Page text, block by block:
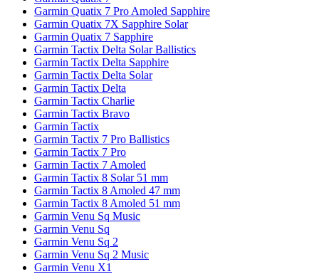
Garmin Quatix 7 Pro Amoled Sapphire
Garmin Quatix 7X Sapphire Solar
Garmin Quatix 7 Sapphire
Garmin Tactix Delta Solar Ballistics
Garmin Tactix Delta Sapphire
Garmin Tactix Delta Solar
Garmin Tactix Delta
Garmin Tactix Charlie
Garmin Tactix Bravo
Garmin Tactix
Garmin Tactix 7 Pro Ballistics
Garmin Tactix 7 Pro
Garmin Tactix 7 Amoled
Garmin Tactix 8 Solar 51 mm
Garmin Tactix 8 Amoled 47 mm
Garmin Tactix 8 Amoled 51 mm
Garmin Venu Sq Music
Garmin Venu Sq
Garmin Venu Sq 2
Garmin Venu Sq 2 Music
Garmin Venu X1